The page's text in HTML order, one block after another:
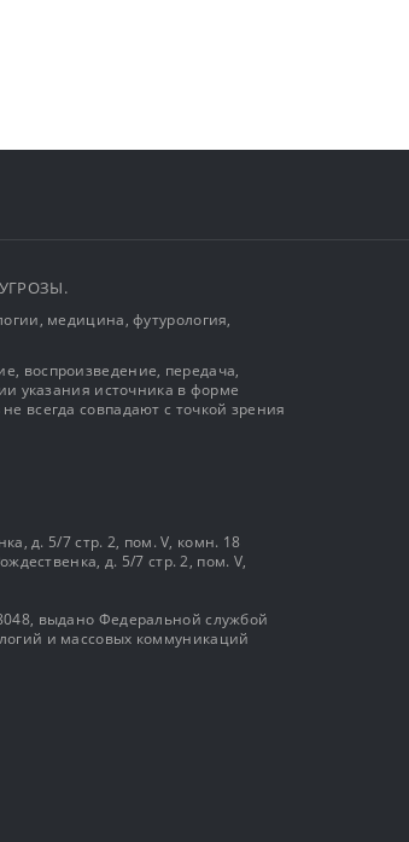
медицина, футурология,
воспроизведение, передача,
указания источника в форме
всегда совпадают с точкой зрения
д. 5/7 стр. 2, пом. V, комн. 18
д. 5/7 стр. 2, пом. V,
выдано Федеральной службой
и массовых коммуникаций